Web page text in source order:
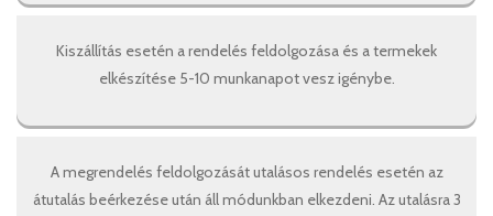
Kiszállítás esetén a rendelés feldolgozása és a termekek
elkészítése 5-10 munkanapot vesz igénybe.
A megrendelés feldolgozását utalásos rendelés esetén az
átutalás beérkezése után áll módunkban elkezdeni. Az utalásra 3